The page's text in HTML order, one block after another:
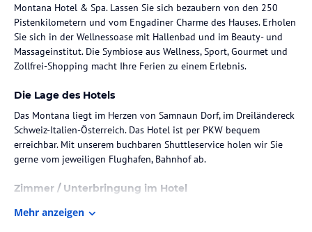
Montana Hotel & Spa. Lassen Sie sich bezaubern von den 250
Pistenkilometern und vom Engadiner Charme des Hauses. Erholen
Sie sich in der Wellnessoase mit Hallenbad und im Beauty- und
Massageinstitut. Die Symbiose aus Wellness, Sport, Gourmet und
Zollfrei-Shopping macht Ihre Ferien zu einem Erlebnis.
Die Lage des Hotels
Das Montana liegt im Herzen von Samnaun Dorf, im Dreiländereck
Schweiz-Italien-Österreich. Das Hotel ist per PKW bequem
erreichbar. Mit unserem buchbaren Shuttleservice holen wir Sie
gerne vom jeweiligen Flughafen, Bahnhof ab.
Zimmer / Unterbringung im Hotel
Unsere 41 Doppelzimmer, 4 Juniorsuiten und 10 Suiten wurden
Mehr anzeigen